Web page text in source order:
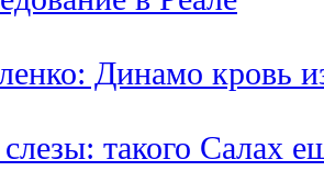
Динамо кровь
такого Салах